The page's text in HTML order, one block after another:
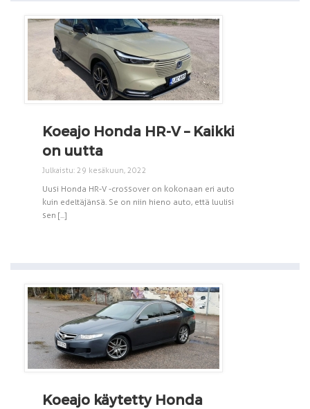
Koeajo Honda HR-V – Kaikki
on uutta
Julkaistu: 29 kesäkuun, 2022
Uusi Honda HR-V -crossover on kokonaan eri auto
kuin edeltäjänsä. Se on niin hieno auto, että luulisi
sen [...]
Koeajo käytetty Honda